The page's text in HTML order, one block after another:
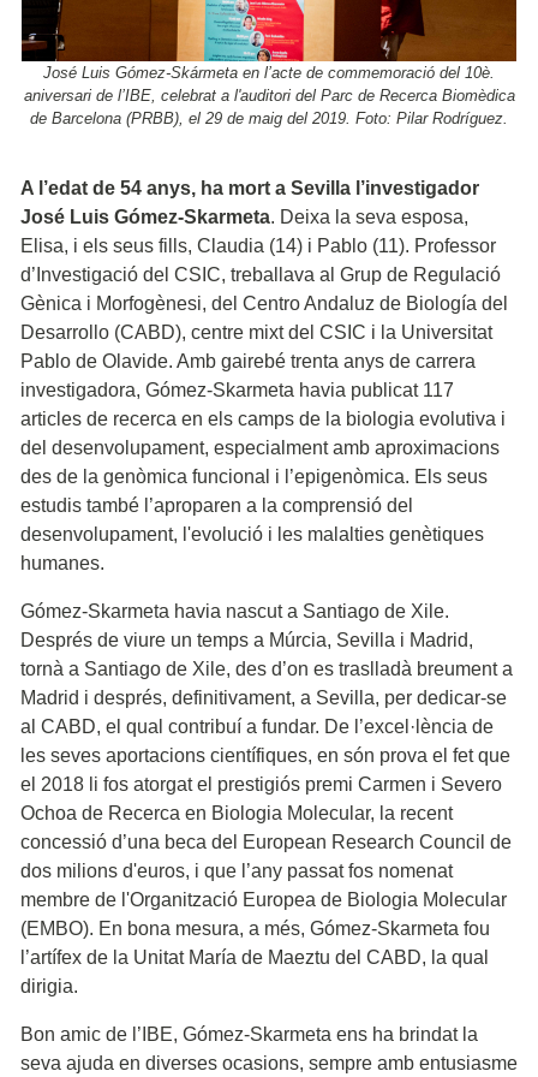
José Luis Gómez-Skármeta en l’acte de commemoració del 10è.
aniversari de l’IBE, celebrat a l'auditori del Parc de Recerca Biomèdica
de Barcelona (PRBB), el 29 de maig del 2019. Foto: Pilar Rodríguez.
A l’edat de 54 anys, ha mort a Sevilla l’investigador
José Luis Gómez-Skarmeta. Deixa la seva esposa,
Elisa, i els seus fills, Claudia (14) i Pablo (11). Professor
d’Investigació del CSIC, treballava al Grup de Regulació
Gènica i Morfogènesi, del Centro Andaluz de Biología del
Desarrollo (CABD), centre mixt del CSIC i la Universitat
Pablo de Olavide. Amb gairebé trenta anys de carrera
investigadora, Gómez-Skarmeta havia publicat 117
articles de recerca en els camps de la biologia evolutiva i
del desenvolupament, especialment amb aproximacions
des de la genòmica funcional i l’epigenòmica. Els seus
estudis també l’aproparen a la comprensió del
desenvolupament, l'evolució i les malalties genètiques
humanes.
Gómez-Skarmeta havia nascut a Santiago de Xile.
Després de viure un temps a Múrcia, Sevilla i Madrid,
tornà a Santiago de Xile, des d’on es traslladà breument a
Madrid i després, definitivament, a Sevilla, per dedicar-se
al CABD, el qual contribuí a fundar. De l’excel·lència de
les seves aportacions científiques, en són prova el fet que
el 2018 li fos atorgat el prestigiós premi Carmen i Severo
Ochoa de Recerca en Biologia Molecular, la recent
concessió d’una beca del European Research Council de
dos milions d'euros, i que l’any passat fos nomenat
membre de l'Organització Europea de Biologia Molecular
(EMBO). En bona mesura, a més, Gómez-Skarmeta fou
l’artífex de la Unitat María de Maeztu del CABD, la qual
dirigia.
Bon amic de l’IBE, Gómez-Skarmeta ens ha brindat la
seva ajuda en diverses ocasions, sempre amb entusiasme